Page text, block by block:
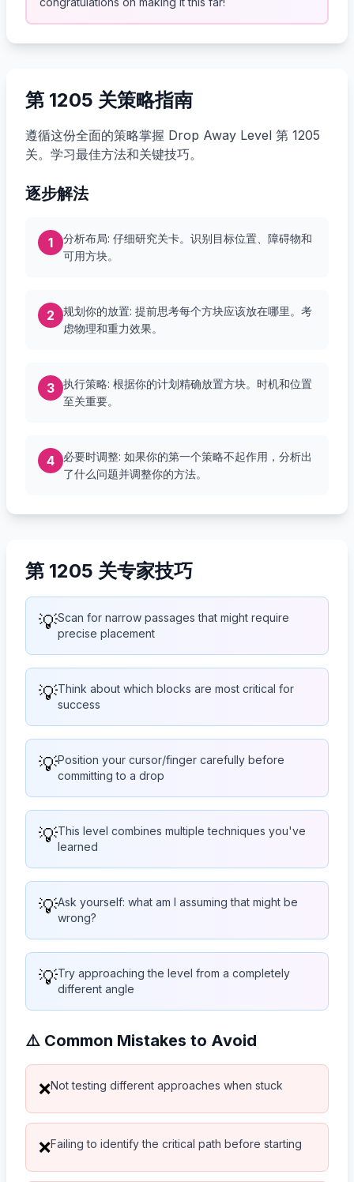
第 1205 关策略指南
遵循这份全面的策略掌握 Drop Away Level 第 1205
关。学习最佳方法和关键技巧。
逐步解法
1
分析布局: 仔细研究关卡。识别目标位置、障碍物和
可用方块。
2
规划你的放置: 提前思考每个方块应该放在哪里。考
虑物理和重力效果。
3
执行策略: 根据你的计划精确放置方块。时机和位置
至关重要。
4
必要时调整: 如果你的第一个策略不起作用，分析出
了什么问题并调整你的方法。
第 1205 关专家技巧
💡Scan for narrow passages that might require
precise placement
💡Think about which blocks are most critical for
success
💡Position your cursor/finger carefully before
committing to a drop
💡This level combines multiple techniques you've
learned
💡Ask yourself: what am I assuming that might be
wrong?
💡Try approaching the level from a completely
different angle
⚠️ Common Mistakes to Avoid
❌Not testing different approaches when stuck
❌Failing to identify the critical path before starting